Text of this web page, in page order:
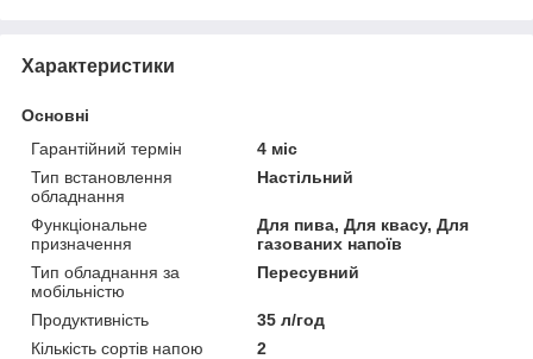
Характеристики
Основні
Гарантійний термін
4 міс
Тип встановлення
обладнання
Настільний
Функціональне
призначення
Для пива, Для квасу, Для
газованих напоїв
Тип обладнання за
мобільністю
Пересувний
Продуктивність
35 л/год
Кількість сортів напою
2